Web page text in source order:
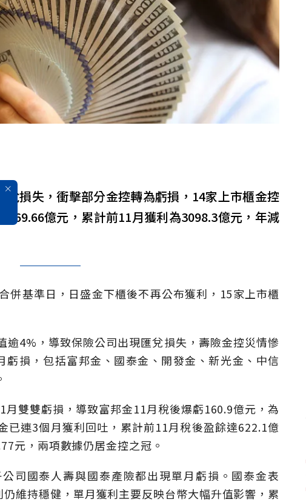
損失，衝擊部分金控轉為虧損，14家上市櫃金控
億元，累計前11月獲利為3098.3億元，年減
併基準日，日盛金下櫃後不再公布獲利，15家上市櫃
逾4%，導致保險公司出現匯兌損失，壽險金控災情慘
損，包括富邦金、國泰金、開發金、新光金、中信
雙雙虧損，導致富邦金11月稅後爆虧160.9億元，為
已連3個月獲利回吐，累計前11月稅後盈餘達622.1億
元，兩項數據仍居金控之冠。
司國泰人壽與國泰產險都出現單月虧損。國泰金表
維持穩健，單月獲利主要反映台幣大幅升值影響，累